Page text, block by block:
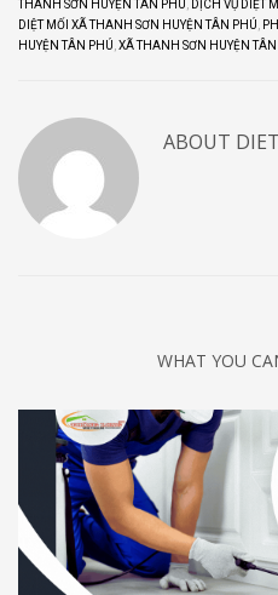
THANH SƠN HUYỆN TÂN PHÚ
DỊCH VỤ DIỆT
DIỆT MỐI XÃ THANH SƠN HUYỆN TÂN PHÚ
HUYỆN TÂN PHÚ XÃ THANH SƠN HUYỆN TÂN
ABOUT
WHAT YOU